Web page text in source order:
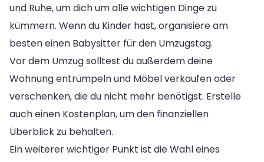
und Ruhe, um dich um alle wichtigen Dinge zu
kümmern. Wenn du Kinder hast, organisiere am
besten einen Babysitter für den Umzugstag.
Vor dem Umzug solltest du außerdem deine
Wohnung entrümpeln und Möbel verkaufen oder
verschenken, die du nicht mehr benötigst. Erstelle
auch einen Kostenplan, um den finanziellen
Überblick zu behalten.
Ein weiterer wichtiger Punkt ist die Wahl eines